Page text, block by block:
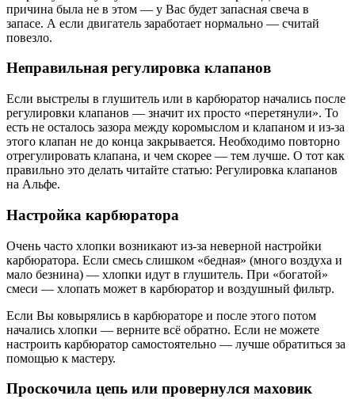
причина была не в этом — у Вас будет запасная свеча в
запасе. А если двигатель заработает нормально — считай
повезло.
Неправильная регулировка клапанов
Если выстрелы в глушитель или в карбюратор начались после
регулировки клапанов — значит их просто «перетянули». То
есть не осталось зазора между коромыслом и клапаном и из-за
этого клапан не до конца закрывается. Необходимо повторно
отрегулировать клапана, и чем скорее — тем лучше. О тот как
правильно это делать читайте статью: Регулировка клапанов
на Альфе.
Настройка карбюратора
Очень часто хлопки возникают из-за неверной настройки
карбюратора. Если смесь слишком «бедная» (много воздуха и
мало безнина) — хлопки идут в глушитель. При «богатой»
смеси — хлопать может в карбюратор и воздушный фильтр.
Если Вы ковырялись в карбюраторе и после этого потом
начались хлопки — верните всё обратно. Если не можете
настроить карбюратор самостоятельно — лучше обратиться за
помощью к мастеру.
Проскочила цепь или провернулся маховик